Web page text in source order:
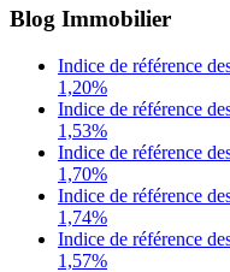
Blog Immobilier
Indice de référence
1,20%
Indice de référence
1,53%
Indice de référence
1,70%
Indice de référence
1,74%
Indice de référence
1,57%